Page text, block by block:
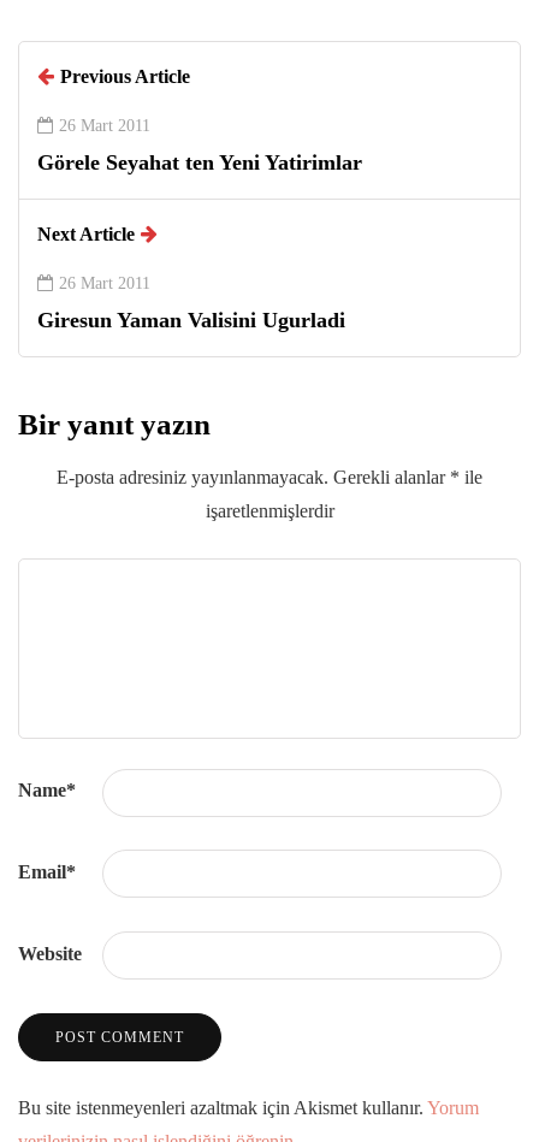
Previous Article
26 Mart 2011
Görele Seyahat ten Yeni Yatirimlar
Next Article
26 Mart 2011
Giresun Yaman Valisini Ugurladi
Bir yanıt yazın
E-posta adresiniz yayınlanmayacak. Gerekli alanlar * ile
işaretlenmişlerdir
Name*
Email*
Website
Bu site istenmeyenleri azaltmak için Akismet kullanır. Yorum